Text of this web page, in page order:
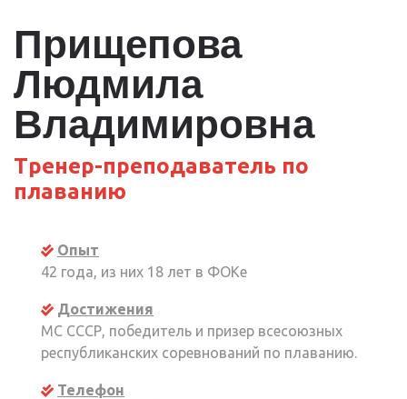
Прищепова
Людмила
Владимировна
Тренер-преподаватель по
плаванию
Опыт
42 года, из них 18 лет в ФОКе
Достижения
МС СССР, победитель и призер всесоюзных
республиканских соревнований по плаванию.
Телефон